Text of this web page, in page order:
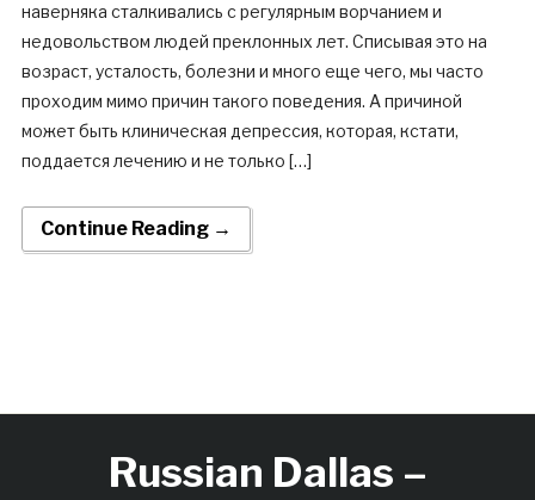
наверняка сталкивались с регулярным ворчанием и
недовольством людей преклонных лет. Списывая это на
возраст, усталость, болезни и много еще чего, мы часто
проходим мимо причин такого поведения. А причиной
может быть клиническая депрессия, которая, кстати,
поддается лечению и не только […]
Continue Reading →
Russian Dallas –